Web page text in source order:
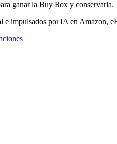
ganar la Buy Box y conservarla.
e impulsados por IA en Amazon,